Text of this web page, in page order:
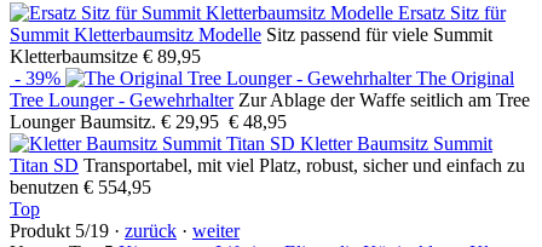
Ersatz Sitz für
Summit Kletterbaumsitz Modelle Sitz passend für viele Summit
Kletterbaumsitze € 89,95
- 39%
The Original
Tree Lounger - Gewehrhalter Zur Ablage der Waffe seitlich am Tree
Lounger Baumsitz. € 29,95 € 48,95
Kletter Baumsitz Summit
Titan SD Transportabel, mit viel Platz, robust, sicher und einfach zu
benutzen € 554,95
Top
Produkt 5/19 · zurück · weiter